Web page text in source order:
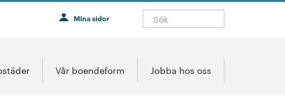
Mina sidor
Vår boendeform Jobba hos oss